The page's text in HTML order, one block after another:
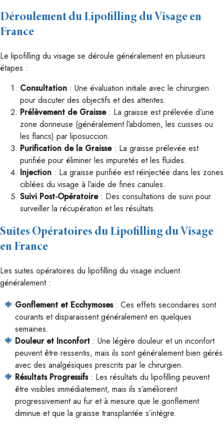
Déroulement du Lipofilling du Visage en
France
Le lipofilling du visage se déroule généralement en plusieurs
étapes :
Consultation : Une évaluation initiale avec le chirurgien
pour discuter des objectifs et des attentes.
Prélèvement de Graisse: La graisse est prélevée d’une
zone donneuse (généralement l’abdomen, les cuisses ou
les flancs) par liposuccion.
Purification de la Graisse: La graisse prélevée est
purifiée pour éliminer les impuretés et les fluides.
Injection : La graisse purifiée est réinjectée dans les zones
ciblées du visage à l’aide de fines canules.
Suivi Post-Opératoire: Des consultations de suivi pour
surveiller la récupération et les résultats.
Suites Opératoires du Lipofilling du Visage
en France
Les suites opératoires du lipofilling du visage incluent
généralement :
Gonflement et Ecchymoses: Ces effets secondaires sont
courants et disparaissent généralement en quelques
semaines.
Douleur et Inconfort : Une légère douleur et un inconfort
peuvent être ressentis, mais ils sont généralement bien gérés
avec des analgésiques prescrits par le chirurgien.
Résultats Progressifs: Les résultats du lipofilling peuvent
être visibles immédiatement, mais ils s’améliorent
progressivement au fur et à mesure que le gonflement
diminue et que la graisse transplantée s’intègre.